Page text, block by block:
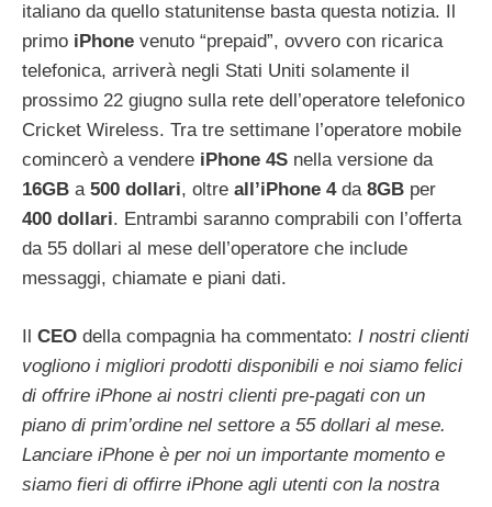
italiano da quello statunitense basta questa notizia. Il
primo iPhone venuto “prepaid”, ovvero con ricarica
telefonica, arriverà negli Stati Uniti solamente il
prossimo 22 giugno sulla rete dell’operatore telefonico
Cricket Wireless. Tra tre settimane l’operatore mobile
comincerò a vendere iPhone 4S nella versione da
16GB a 500 dollari, oltre all’iPhone 4da 8GB per
400 dollari. Entrambi saranno comprabili con l’offerta
da 55 dollari al mese dell’operatore che include
messaggi, chiamate e piani dati.
Il CEO della compagnia ha commentato: I nostri clienti
vogliono i migliori prodotti disponibili e noi siamo felici
di offrire iPhone ai nostri clienti pre-pagati con un
piano di prim’ordine nel settore a 55 dollari al mese.
Lanciare iPhone è per noi un importante momento e
siamo fieri di offirre iPhone agli utenti con la nostra